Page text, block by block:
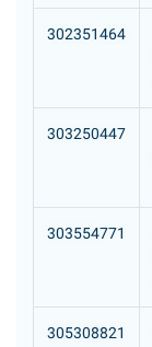
302351464
303250447
303554771
305308821